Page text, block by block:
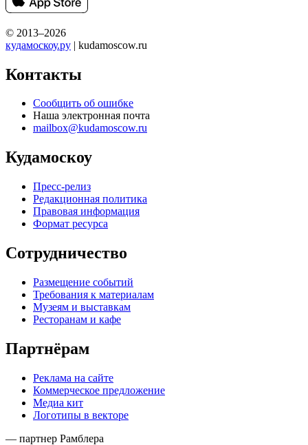
© 2013–2026
кудамоскоу.ру | kudamoscow.ru
Контакты
Сообщить об ошибке
Наша электронная почта
mailbox@kudamoscow.ru
Кудамоскоу
Пресс-релиз
Редакционная политика
Правовая информация
Формат ресурса
Сотрудничество
Размещение событий
Требования к материалам
Музеям и выставкам
Ресторанам и кафе
Партнёрам
Реклама на сайте
Коммерческое предложение
Медиа кит
Логотипы в векторе
— партнер Рамблера